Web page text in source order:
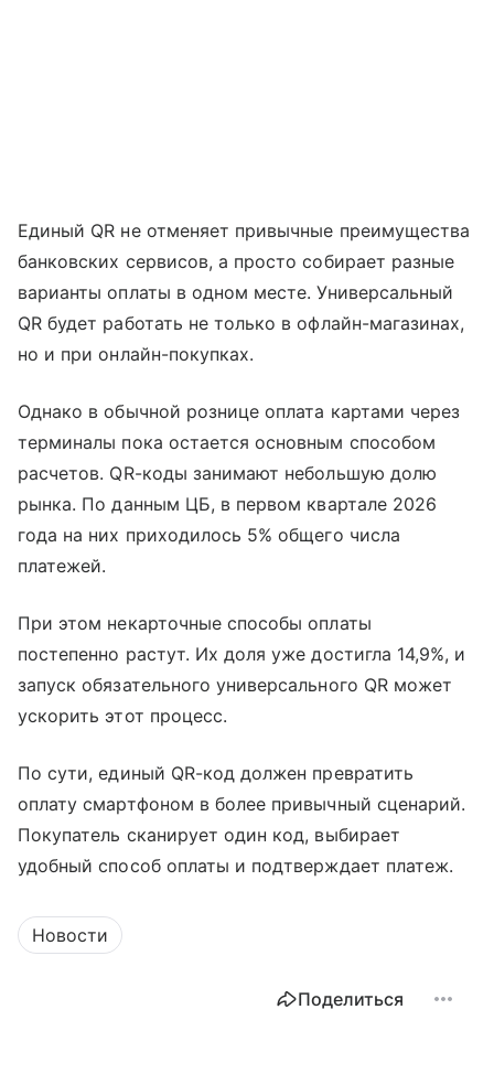
Единый QR не отменяет привычные преимущества
банковских сервисов, а просто собирает разные
варианты оплаты в одном месте. Универсальный
QR будет работать не только в офлайн-магазинах,
но и при онлайн-покупках.
Однако в обычной рознице оплата картами через
терминалы пока остается основным способом
расчетов. QR-коды занимают небольшую долю
рынка. По данным ЦБ, в первом квартале 2026
года на них приходилось 5% общего числа
платежей.
При этом некарточные способы оплаты
постепенно растут. Их доля уже достигла 14,9%, и
запуск обязательного универсального QR может
ускорить этот процесс.
По сути, единый QR-код должен превратить
оплату смартфоном в более привычный сценарий.
Покупатель сканирует один код, выбирает
удобный способ оплаты и подтверждает платеж.
Новости
Поделиться